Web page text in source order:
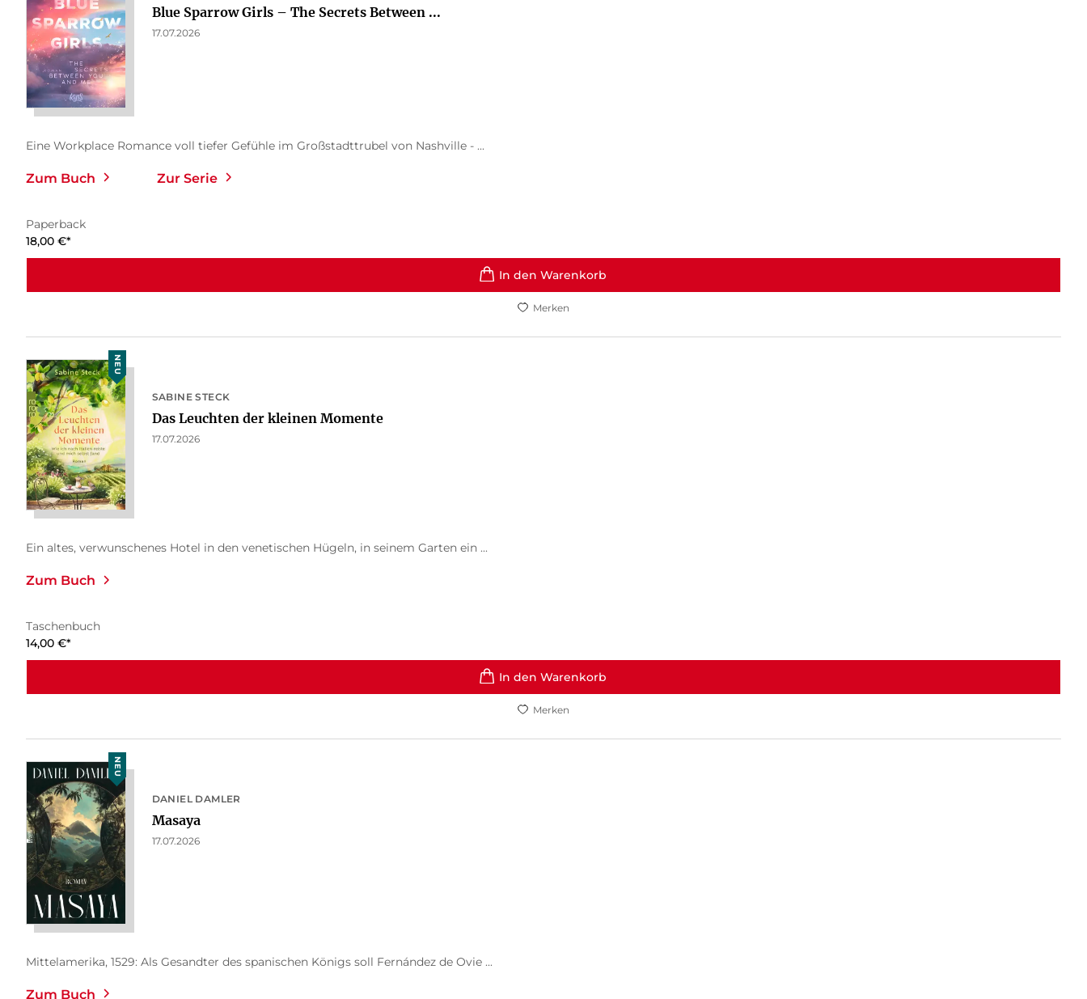
Blue Sparrow Girls – The Secrets Between ...
17.07.2026
Eine Workplace Romance voll tiefer Gefühle im Großstadttrubel von Nashville - ...
Zum Buch Zur Serie
Paperback
18,00 €*
In den Warenkorb
Merken
NEU
SABINE STECK
Das Leuchten der kleinen Momente
17.07.2026
Ein altes, verwunschenes Hotel in den venetischen Hügeln, in seinem Garten ein ...
Zum Buch
Taschenbuch
14,00 €*
In den Warenkorb
Merken
NEU
DANIEL DAMLER
Masaya
17.07.2026
Mittelamerika, 1529: Als Gesandter des spanischen Königs soll Fernández de Ovie ...
Zum Buch